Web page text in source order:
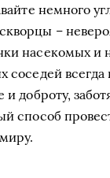
немного
–
насекомых и
доброту,
способ